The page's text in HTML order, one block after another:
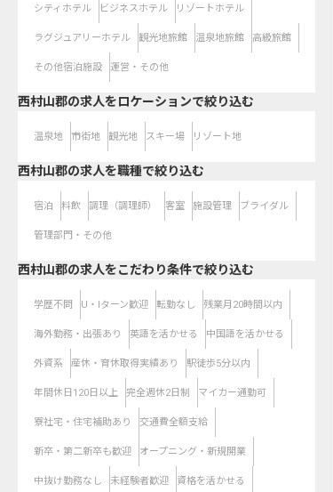
シティホテル ビジネスホテル リゾートホテル
ラグジュアリーホテル 観光地旅館 温泉地旅館 高級旅館
その他宿泊施設 運営・その他
西村山郡の求人をロケーションで絞り込む
温泉地 市街地 観光地 スキー場 リゾート地
西村山郡の求人を職種で絞り込む
宿泊 料飲 調理（調理師） 客室 施設管理 ブライダル
管理部門・その他
西村山郡の求人をこだわり条件で絞り込む
学歴不問 U・Iターン歓迎 転勤なし 残業月20時間以内
海外勤務・出張あり 英語を活かせる 中国語を活かせる
外資系 産休・育休取得実績あり 駅徒歩5分以内
年間休日120日以上 完全週休2日制 マイカー通勤可
寮社宅・住宅補助あり 交通費全額支給
新卒・第二新卒も歓迎 オープニング・新規開業
中抜け勤務なし 未経験者歓迎 資格を活かせる